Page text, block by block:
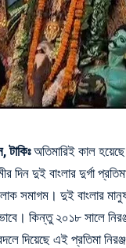
টাকিঃঅতিমারিই কাল হয়েছে
দিন দুই বাংলার দুর্গা
সমাগম। দুই বাংলার
কিন্তু ২০১৮ সালে
দিয়েছে এই প্রতিমা